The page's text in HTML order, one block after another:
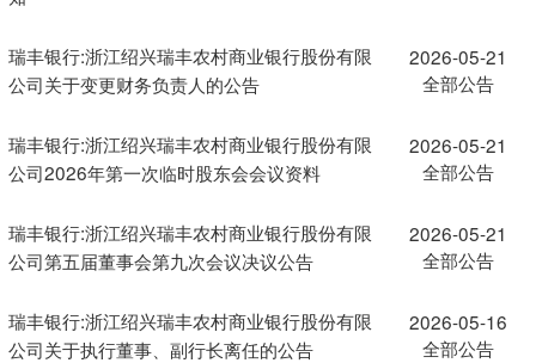
瑞丰银行:浙江绍兴瑞丰农村商业银行股份有限
公司关于变更财务负责人的公告
2026-05-21
全部公告
瑞丰银行:浙江绍兴瑞丰农村商业银行股份有限
公司2026年第一次临时股东会会议资料
2026-05-21
全部公告
瑞丰银行:浙江绍兴瑞丰农村商业银行股份有限
公司第五届董事会第九次会议决议公告
2026-05-21
全部公告
瑞丰银行:浙江绍兴瑞丰农村商业银行股份有限
公司关于执行董事、副行长离任的公告
2026-05-16
全部公告